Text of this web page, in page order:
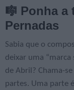
🎼 Ponha
Pernadas
Sabia que o
deixar uma
de Abril? Chama-se
partes. Uma parte